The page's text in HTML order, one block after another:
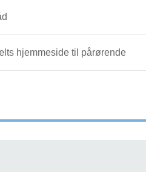
hjemmeside til pårørende